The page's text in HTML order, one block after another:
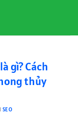
gì? Cách
thủy
SEO